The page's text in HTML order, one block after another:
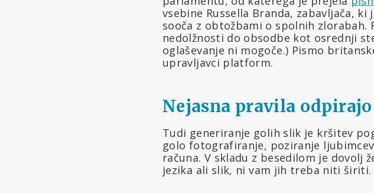
vsebine Russella Branda, zabavljača,
sooča z obtožbami o spolnih
nedolžnosti do obsodbe kot osrednji
oglaševanje ni mogoče.) Pismo
upravljavci platform.
Nejasna pravila
Tudi generiranje golih slik je kršitev
golo fotografiranje, poziranje
računa. V skladu z besedilom je dovolj
jezika ali slik, ni vam jih treba niti širiti.